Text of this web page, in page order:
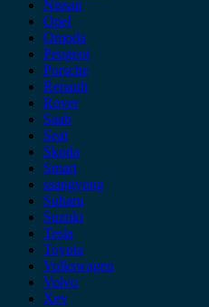
Nissan
Opel
Omoda
Peugeot
Porsche
Renault
Rover
Saab
Seat
Skoda
Smart
ssangyong
Subaru
Suzuki
Tesla
Toyota
Volkswagen
Volvo
Xev